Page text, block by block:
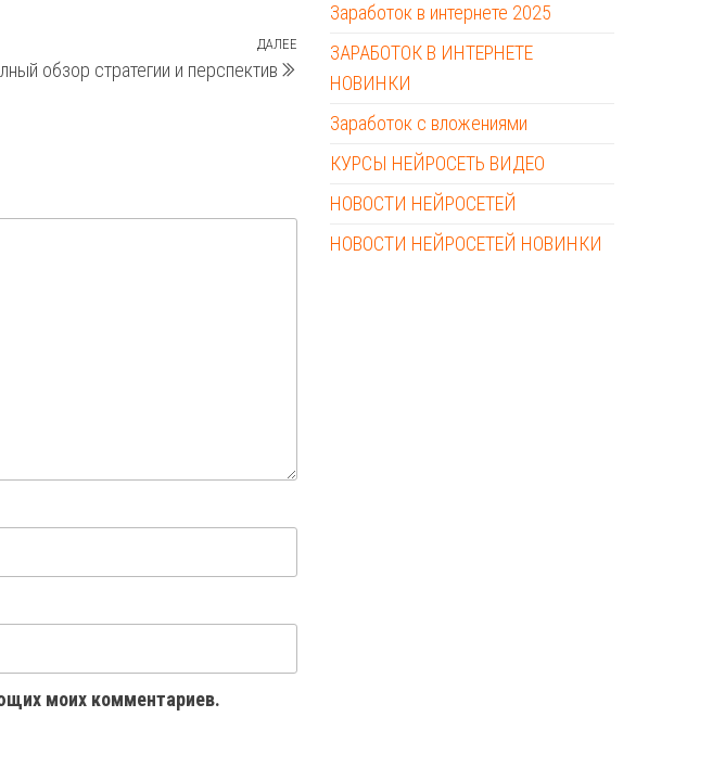
Следующая
запись
ДАЛЕЕ
обзор стратегии и перспектив
моих комментариев.
Заработок в интернете 2025
ЗАРАБОТОК В ИНТЕРНЕТЕ
НОВИНКИ
Заработок с вложениями
КУРСЫ НЕЙРОСЕТЬ ВИДЕО
НОВОСТИ НЕЙРОСЕТЕЙ
НОВОСТИ НЕЙРОСЕТЕЙ НОВИНКИ